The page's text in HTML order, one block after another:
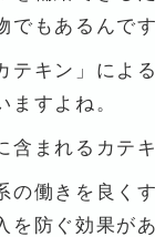
でもあるんです
テキン」によ
ますよね。
含まれるカテ
の働きを良く
を防ぐ効果が